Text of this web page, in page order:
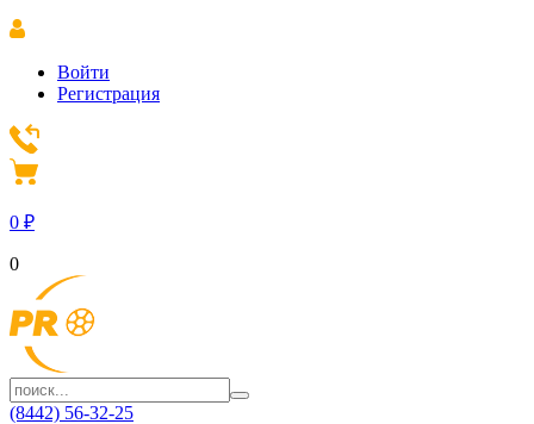
Войти
Регистрация
0 ₽
0
(8442) 56-32-25